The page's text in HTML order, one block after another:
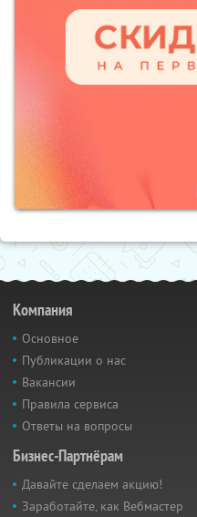
Компания
Основное
Публикации о нас
Вакансии
Правила сервиса
Ответы на вопросы
Бизнес-Партнёрам
Давайте сделаем акцию!
Заработайте, как Вебмастер